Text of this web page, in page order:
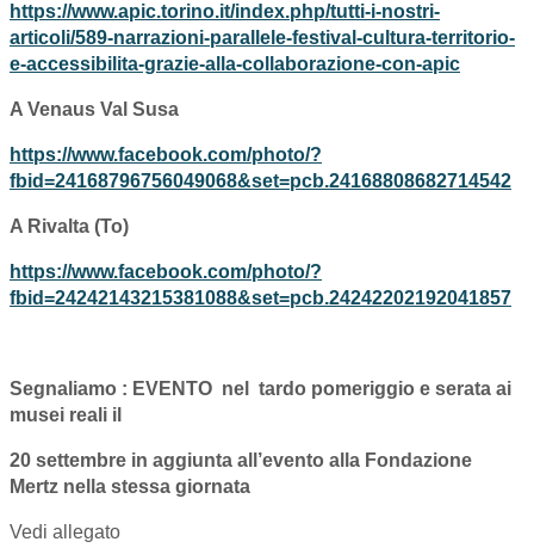
https://www.apic.torino.it/index.php/tutti-i-nostri-
articoli/589-narrazioni-parallele-festival-cultura-territorio-
e-accessibilita-grazie-alla-collaborazione-con-apic
A Venaus Val Susa
https://www.facebook.com/photo/?
fbid=24168796756049068&set=pcb.24168808682714542
A Rivalta (To)
https://www.facebook.com/photo/?
fbid=24242143215381088&set=pcb.24242202192041857
Segnaliamo : EVENTO nel tardo pomeriggio e serata ai
musei reali il
20 settembre in aggiunta all’evento alla Fondazione
Mertz nella stessa giornata
Vedi allegato